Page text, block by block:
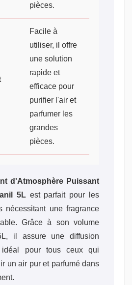
pièces.
Facile à
utiliser, il offre
une solution
rapide et
efficace pour
purifier l'air et
parfumer les
grandes
pièces.
d'Atmosphère Puissant
5Lest parfait pour les
nécessitant une fragrance
Grâce à son volume
il assure une diffusion
idéal pour tous ceux qui
un air pur et parfumé dans